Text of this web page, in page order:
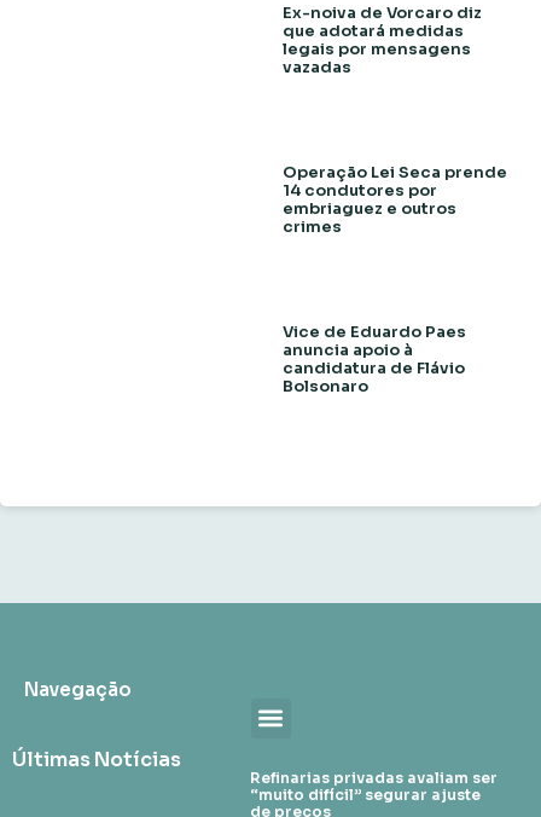
Ex-noiva de Vorcaro diz
que adotará medidas
legais por mensagens
vazadas
Operação Lei Seca prende
14 condutores por
embriaguez e outros
crimes
Vice de Eduardo Paes
anuncia apoio à
candidatura de Flávio
Bolsonaro
Navegação
Últimas Notícias
Refinarias privadas avaliam ser
“muito difícil” segurar ajuste
de preços